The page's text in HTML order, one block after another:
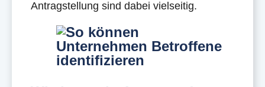
Antragstellung sind dabei vielseitig.